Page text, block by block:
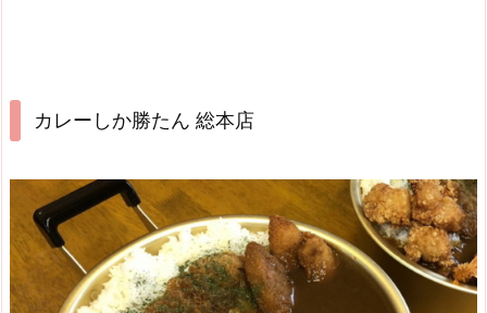
カレーしか勝たん 総本店